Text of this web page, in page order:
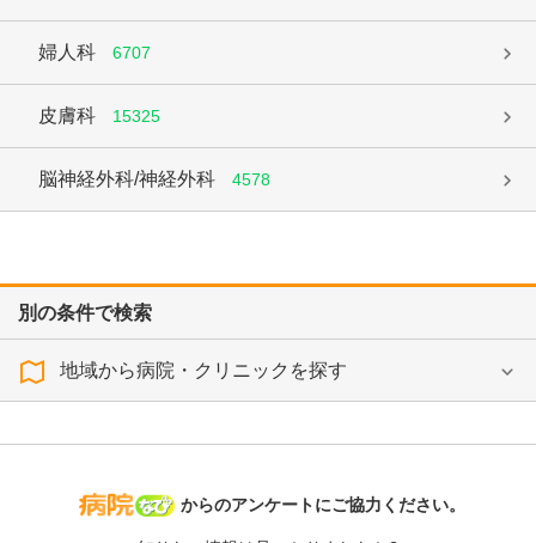
婦人科 6707
皮膚科 15325
脳神経外科/神経外科 4578
別の条件で検索
地域から病院・クリニックを探す
病院なび
からのアンケートにご協力ください。